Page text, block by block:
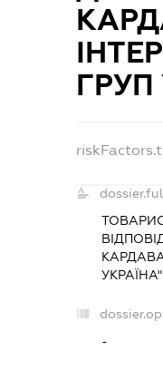
ГРУП
УКРАЇНА"
-